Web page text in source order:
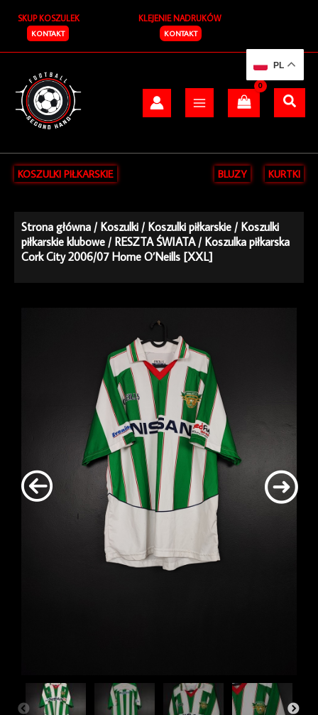
treści
SKUP KOSZULEK
KONTAKT
KLEJENIE NADRUKÓW
KONTAKT
KOSZULKI PIŁKARSKIE BLUZY KURTKI
Strona główna /Koszulki /Koszulki piłkarskie /Koszulki
piłkarskie klubowe /RESZTA ŚWIATA/ Koszulka piłkarska
Cork City 2006/07 Home O’Neills [XXL]
PL